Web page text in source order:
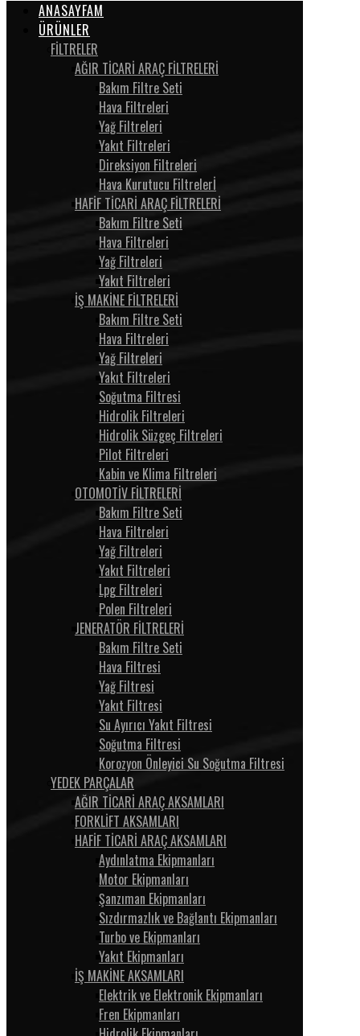
ANASAYFAM
ÜRÜNLER
FİLTRELER
AĞIR TİCARİ ARAÇ FİLTRELERİ
Bakım Filtre Seti
Hava Filtreleri
Yağ Filtreleri
Yakıt Filtreleri
Direksiyon Filtreleri
Hava Kurutucu Filtrelerİ
HAFİF TİCARİ ARAÇ FİLTRELERİ
Bakım Filtre Seti
Hava Filtreleri
Yağ Filtreleri
Yakıt Filtreleri
İŞ MAKİNE FİLTRELERİ
Bakım Filtre Seti
Hava Filtreleri
Yağ Filtreleri
Yakıt Filtreleri
Soğutma Filtresi
Hidrolik Filtreleri
Hidrolik Süzgeç Filtreleri
Pilot Filtreleri
Kabin ve Klima Filtreleri
OTOMOTİV FİLTRELERİ
Bakım Filtre Seti
Hava Filtreleri
Yağ Filtreleri
Yakıt Filtreleri
Lpg Filtreleri
Polen Filtreleri
JENERATÖR FİLTRELERİ
Bakım Filtre Seti
Hava Filtresi
Yağ Filtresi
Yakıt Filtresi
Su Ayırıcı Yakıt Filtresi
Soğutma Filtresi
Korozyon Önleyici Su Soğutma Filtresi
YEDEK PARÇALAR
AĞIR TİCARİ ARAÇ AKSAMLARI
FORKLİFT AKSAMLARI
HAFİF TİCARİ ARAÇ AKSAMLARI
Aydınlatma Ekipmanları
Motor Ekipmanları
Şanzıman Ekipmanları
Sızdırmazlık ve Bağlantı Ekipmanları
Turbo ve Ekipmanları
Yakıt Ekipmanları
İŞ MAKİNE AKSAMLARI
Elektrik ve Elektronik Ekipmanları
Fren Ekipmanları